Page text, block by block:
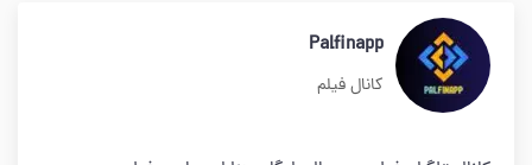
Palfinapp
کانال فیلم